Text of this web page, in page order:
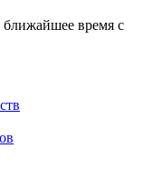
время с